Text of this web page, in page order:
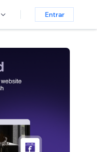
Entrar